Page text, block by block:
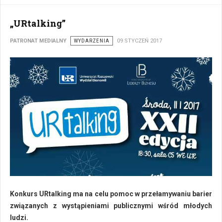
„URtalking”
PATRONAT MEDIALNY WYDARZENIA 09 STYCZEŃ 2017
Konkurs URtalking ma na celu pomoc w przełamywaniu barier
związanych z wystąpieniami publicznymi wśród młodych
ludzi.